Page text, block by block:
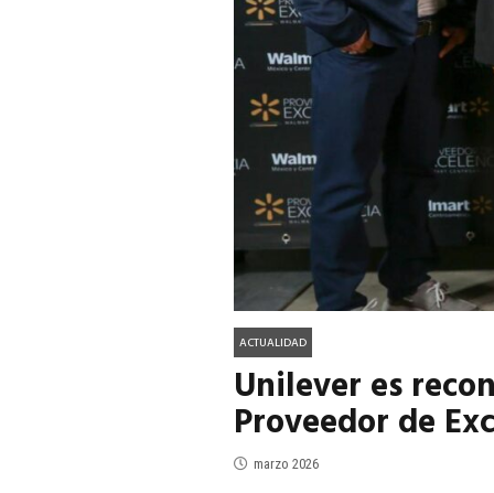
julio 2026 EN PORTADA
ACTUALIDAD
Unilever es
Proveedor de
marzo 2026